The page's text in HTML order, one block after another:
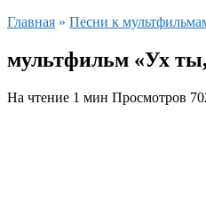
Главная » Песни к
мультфильм «Ух
На чтение 1 мин Просмотров